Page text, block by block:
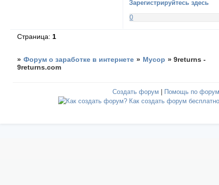
Зарегистрируйтесь здесь
0
Страница: 1
» Форум о заработке в интернете » Мусор »9returns -
9returns.com
Создать форум | Помощь по